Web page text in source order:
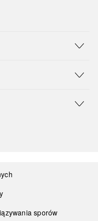
sporów